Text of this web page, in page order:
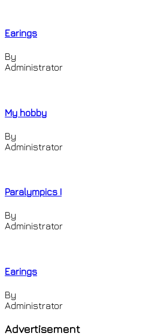
Earings
By
Administrator
My hobby
By
Administrator
Paralympics I
By
Administrator
Earings
By
Administrator
Advertisement